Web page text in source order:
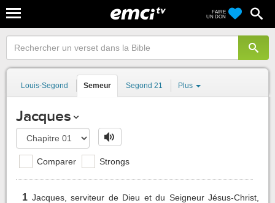
FAIRE
UN DON
Louis-Segond Semeur Segond 21 Plus
Jacques
Comparer Strongs
1 Jacques, serviteur de Dieu et du Seigneur Jésus-Christ,